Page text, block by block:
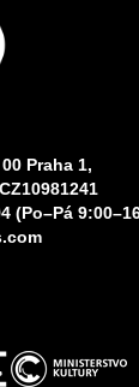
Praha 1,
(Po–Pá